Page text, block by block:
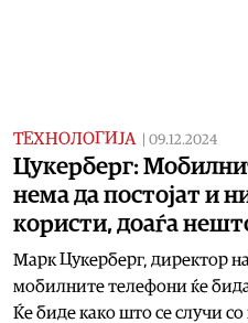
ТЕХНОЛОГИЈА 09.12.2024
Цукерберг:
нема да постојат и
користи, доаѓа
Марк Цукерберг, директор
мобилните телефони ќе
Ќе биде како што се случи со